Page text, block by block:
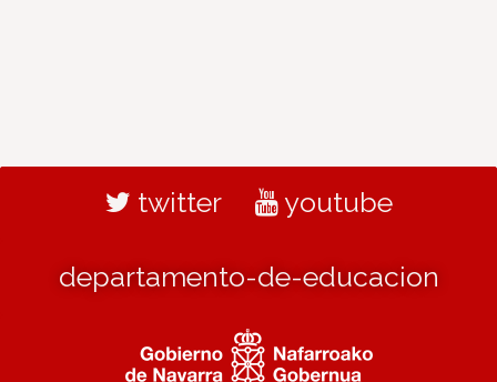
twitter youtube
departamento-de-educacion